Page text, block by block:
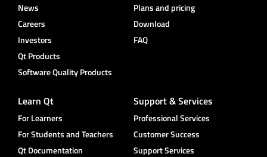
News
Careers
Investors
Qt Products
Software Quality Products
Plans and pricing
Download
FAQ
Learn Qt
For Learners
For Students and Teachers
Qt Documentation
Support & Services
Professional Services
Customer Success
Support Services